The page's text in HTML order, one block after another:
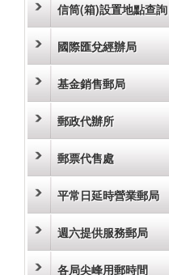
信筒(箱)設置地點查詢
國際匯兌經辦局
基金銷售郵局
郵政代辦所
郵票代售處
平常日延時營業郵局
週六提供服務郵局
各局尖峰用郵時間